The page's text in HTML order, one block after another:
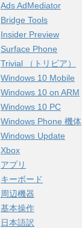
Ads AdMediator
Bridge Tools
Insider Preview
Surface Phone
Trivial （トリビア）
Windows 10 Mobile
Windows 10 on ARM
Windows 10 PC
Windows Phone 機体
Windows Update
Xbox
アプリ
キーボード
周辺機器
基本操作
日本語訳